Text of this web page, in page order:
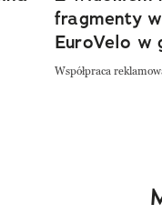
fragmenty
EuroVelo w
Współpraca